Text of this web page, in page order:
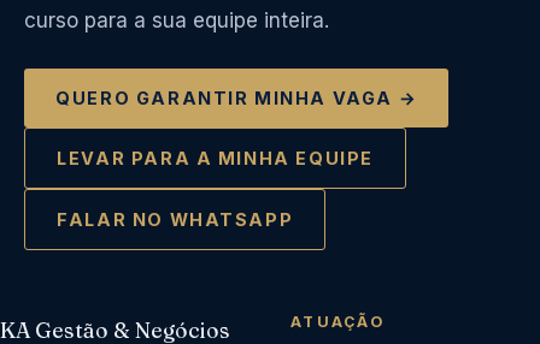
curso para a sua equipe inteira.
QUERO GARANTIR MINHA VAGA →
LEVAR PARA A MINHA EQUIPE
FALAR NO WHATSAPP
KA Gestão & Negócios ATUAÇÃO